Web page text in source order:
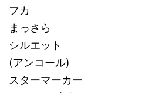
フカ
まっさら
シルエット
(アンコール)
スターマーカー